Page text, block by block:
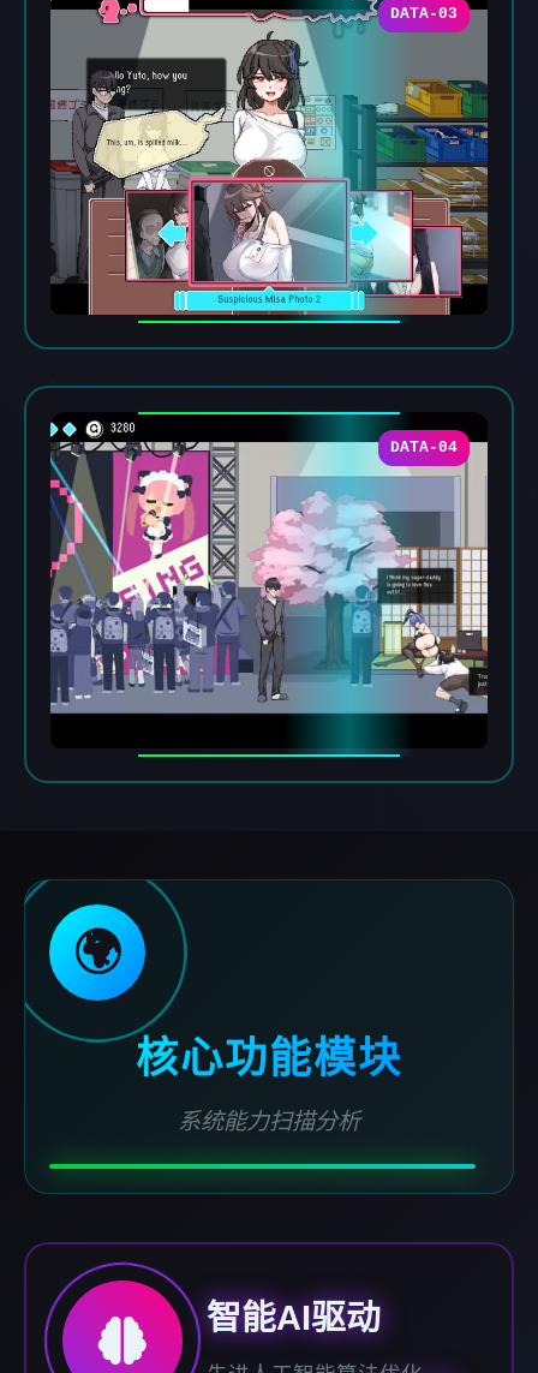
DATA-03
DATA-04
🌍
核心功能模块
系统能力扫描分析
智能AI驱动